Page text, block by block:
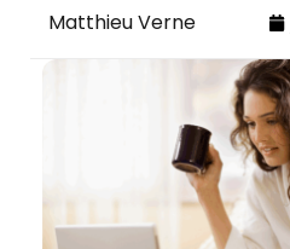
Matthieu Verne